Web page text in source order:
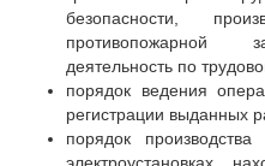
безопасности,
противопожарной
деятельность по
порядок ведения
регистрации выданных
порядок
электроустановках,